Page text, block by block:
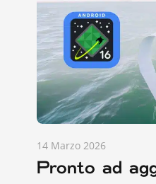
14 Marzo 2026
Pronto ad